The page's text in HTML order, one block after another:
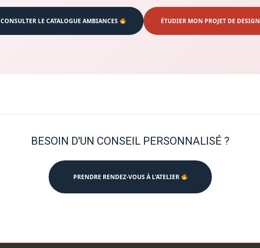
CONSULTER LE CATALOGUE AMBIANCES ÉTUDIER MON PROJET DE DESIGN
BESOIN D'UN CONSEIL PERSONNALISÉ ?
PRENDRE RENDEZ-VOUS À L'ATELIER